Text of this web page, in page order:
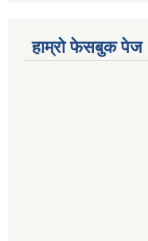
हाम्रो फेसबुक पेज